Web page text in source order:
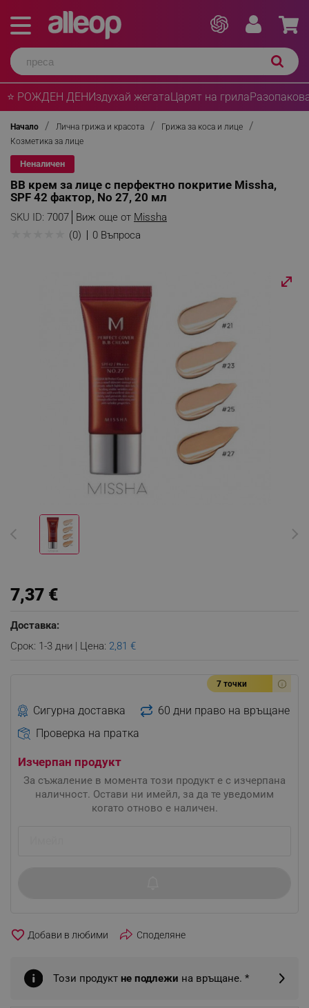
⭐ РОЖДЕН ДЕНИздухай жегатаЦарят на грила
Начало Лична грижа и красота
Грижа за коса и лице
Козметика за лице
Неналичен
BB крем за лице с перфектно покритие Missha,
SPF 42 фактор, No 27, 20 мл
SKU ID: 7007 Виж още от Missha
(0) 0 Въпроса
7,37 €
Доставка:
Срок: 1-3 дни | Цена: 2,81 €
7 точки
Сигурна доставка
60 дни право на връщане
Проверка на пратка
Изчерпан продукт
За съжаление в момента този продукт е с изчерпана
наличност. Остави ни имейл, за да те уведомим
когато отново е наличен.
favorite_border Споделяне
Този продукт не подлежи на връщане. *